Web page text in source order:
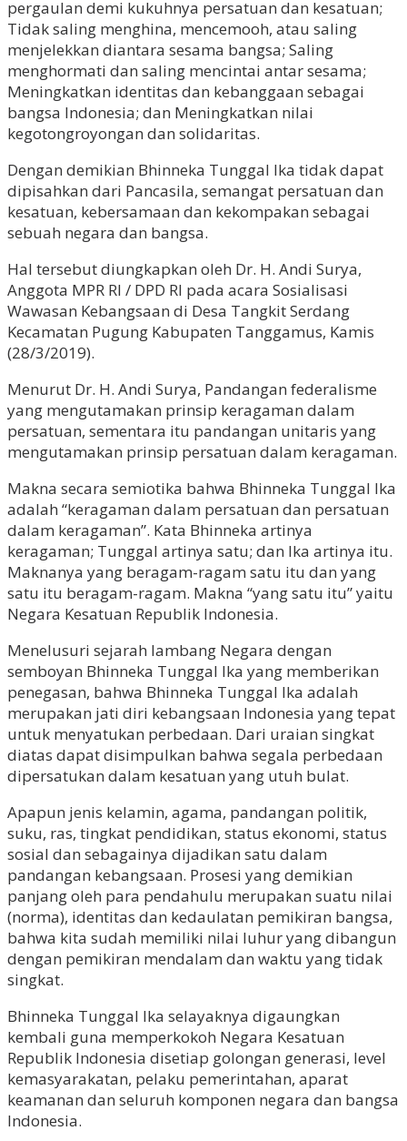
pergaulan demi kukuhnya persatuan dan kesatuan;
Tidak saling menghina, mencemooh, atau saling
menjelekkan diantara sesama bangsa; Saling
menghormati dan saling mencintai antar sesama;
Meningkatkan identitas dan kebanggaan sebagai
bangsa Indonesia; dan Meningkatkan nilai
kegotongroyongan dan solidaritas.
Dengan demikian Bhinneka Tunggal Ika tidak dapat
dipisahkan dari Pancasila, semangat persatuan dan
kesatuan, kebersamaan dan kekompakan sebagai
sebuah negara dan bangsa.
Hal tersebut diungkapkan oleh Dr. H. Andi Surya,
Anggota MPR RI / DPD RI pada acara Sosialisasi
Wawasan Kebangsaan di Desa Tangkit Serdang
Kecamatan Pugung Kabupaten Tanggamus, Kamis
(28/3/2019).
Menurut Dr. H. Andi Surya, Pandangan federalisme
yang mengutamakan prinsip keragaman dalam
persatuan, sementara itu pandangan unitaris yang
mengutamakan prinsip persatuan dalam keragaman.
Makna secara semiotika bahwa Bhinneka Tunggal Ika
adalah “keragaman dalam persatuan dan persatuan
dalam keragaman”. Kata Bhinneka artinya
keragaman; Tunggal artinya satu; dan Ika artinya itu.
Maknanya yang beragam-ragam satu itu dan yang
satu itu beragam-ragam. Makna “yang satu itu” yaitu
Negara Kesatuan Republik Indonesia.
Menelusuri sejarah lambang Negara dengan
semboyan Bhinneka Tunggal Ika yang memberikan
penegasan, bahwa Bhinneka Tunggal Ika adalah
merupakan jati diri kebangsaan Indonesia yang tepat
untuk menyatukan perbedaan. Dari uraian singkat
diatas dapat disimpulkan bahwa segala perbedaan
dipersatukan dalam kesatuan yang utuh bulat.
Apapun jenis kelamin, agama, pandangan politik,
suku, ras, tingkat pendidikan, status ekonomi, status
sosial dan sebagainya dijadikan satu dalam
pandangan kebangsaan. Prosesi yang demikian
panjang oleh para pendahulu merupakan suatu nilai
(norma), identitas dan kedaulatan pemikiran bangsa,
bahwa kita sudah memiliki nilai luhur yang dibangun
dengan pemikiran mendalam dan waktu yang tidak
singkat.
Bhinneka Tunggal Ika selayaknya digaungkan
kembali guna memperkokoh Negara Kesatuan
Republik Indonesia disetiap golongan generasi, level
kemasyarakatan, pelaku pemerintahan, aparat
keamanan dan seluruh komponen negara dan bangsa
Indonesia.